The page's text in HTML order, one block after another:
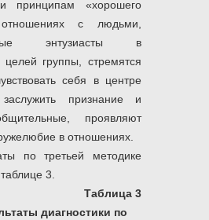
принципам «хорошего
с людьми,
энтузиасты в
целей группы, стремятся
себя в центре
признание и
проявляют
в отношениях.
по третьей методике
3.
Таблица 3
диагностики по